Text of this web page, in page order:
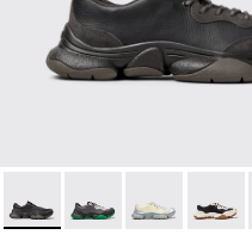
marron pour homme.
009
- K300467-008
Terreno - K300467-006
Peu Terreno - K300467-
Karst 2 - K101068-001 -
Karst 2 - K101068-
Karst 2 -Karst 2